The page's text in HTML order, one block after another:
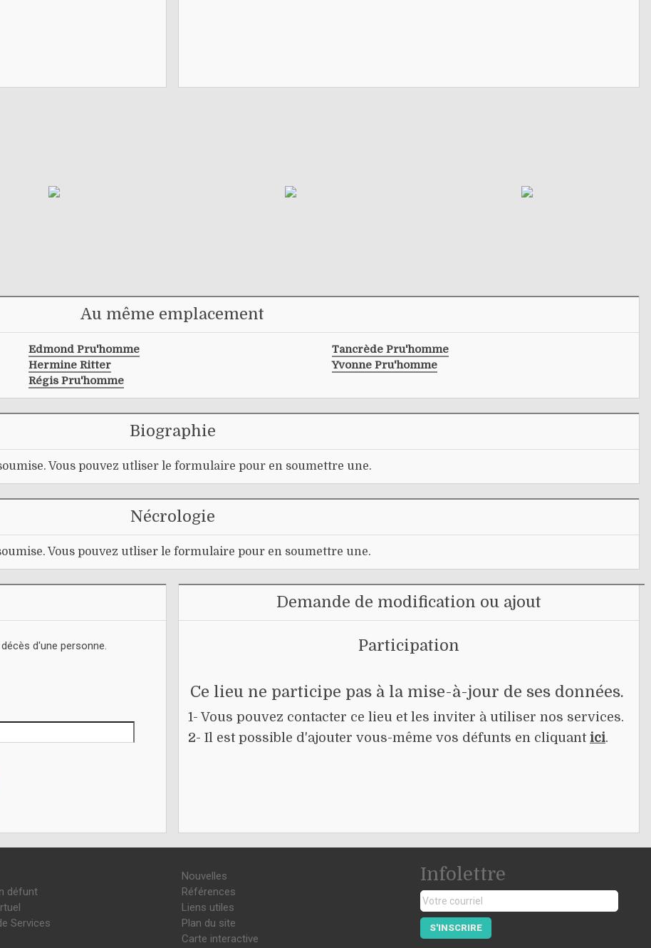
Au même emplacement
Edmond Pru'homme
Hermine Ritter
Régis Pru'homme
Tancrède Pru'homme
Yvonne Pru'homme
Biographie
Vous pouvez utliser le formulaire pour en soumettre une.
Nécrologie
Vous pouvez utliser le formulaire pour en soumettre une.
d'une personne.
Demande de modification ou ajout
Participation
Ce lieu ne participe pas à la mise-à-jour de ses données.
1- Vous pouvez contacter ce lieu et les inviter à utiliser nos services.
2- Il est possible d'ajouter vous-même vos défunts en cliquant ici.
défunt
Services
Nouvelles
Références
Liens utiles
Plan du site
Carte interactive
Infolettre
S'INSCRIRE